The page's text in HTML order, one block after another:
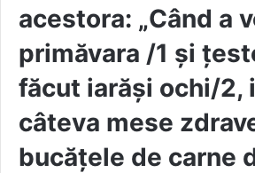
acestora: „Când a
primăvara /1 și
făcut iarăşi ochi/2,
câteva mese
bucăţele de carne